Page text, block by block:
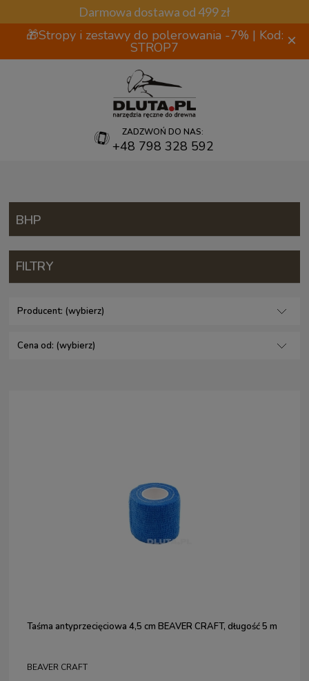
Darmowa dostawa od 499 zł
🎁Stropy i zestawy do polerowania -7% | Kod:
STROP7 ×
ZADZWOŃ DO NAS:
+48 798 328 592
BHP
FILTRY
Producent: (wybierz)
Cena od: (wybierz)
Taśma antyprzecięciowa 4,5 cm BEAVER CRAFT, długość 5 m
BEAVER CRAFT